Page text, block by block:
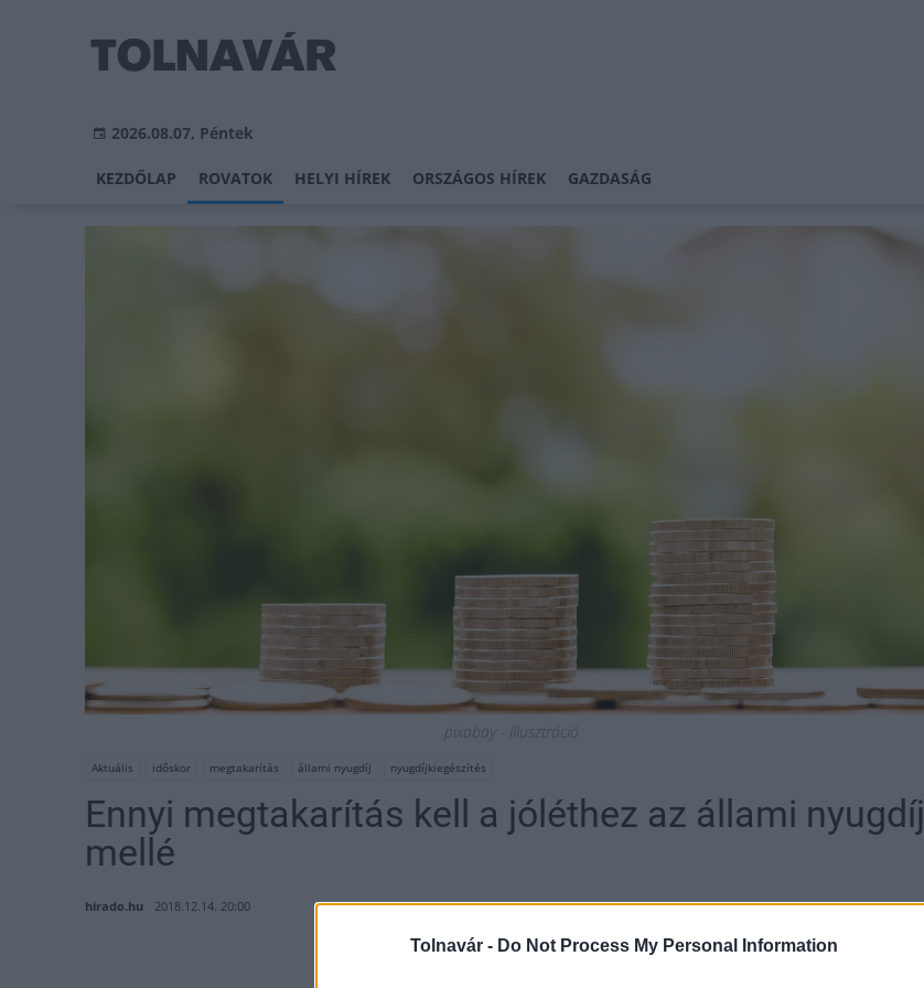
Tolnavár - Do Not Process My Personal Information
2026.08.07, Péntek
KEZDŐLAP ROVATOK HELYI HÍREK ORSZÁGOS HÍREK GAZDASÁG
pixabay - illusztráció
Aktuális időskor megtakarítás állami nyugdíj nyugdíjkiegészítés
Ennyi megtakarítás kell a jóléthez az állami nyugdíj
mellé
hirado.hu 2018.12.14. 20:00